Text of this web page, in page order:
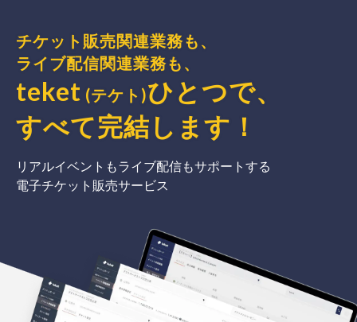
チケット販売関連業務も、
ライブ配信関連業務も、
teket (テケト)ひとつで、
すべて完結 します ！
リアルイベントもライブ配信もサポートする
電子チケット販売サービス